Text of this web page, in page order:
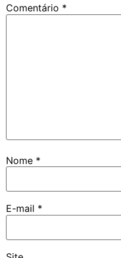
Comentário *
Nome *
E-mail *